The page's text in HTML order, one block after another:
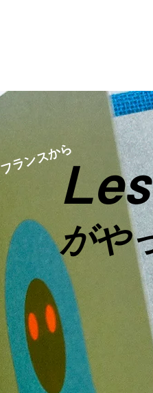
フランスから
がや